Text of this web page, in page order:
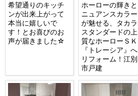
希望通りのキッチ
ンが出来上がって
本当に嬉しいで
す！とお喜びのお
声が届きました☆
ホーローの輝きと
ニュアンスカラー
が魅せる、タカラ
スタンダードの上
質なホーローＳＫ
『トレーシア』へ
リフォーム！江別
市戸建